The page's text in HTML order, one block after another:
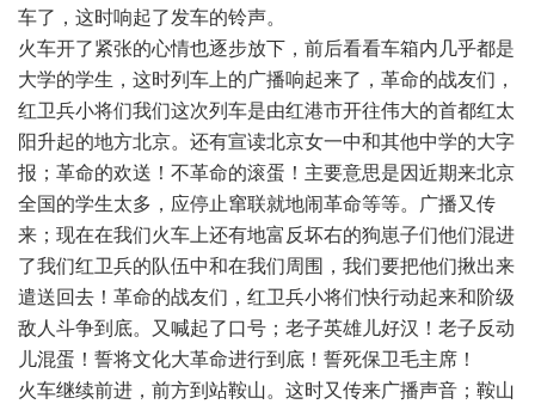
车了，这时响起了发车的铃声。
火车开了紧张的心情也逐步放下，前后看看车箱内几乎都是
大学的学生，这时列车上的广播响起来了，革命的战友们，
红卫兵小将们我们这次列车是由红港市开往伟大的首都红太
阳升起的地方北京。还有宣读北京女一中和其他中学的大字
报；革命的欢送！不革命的滚蛋！主要意思是因近期来北京
全国的学生太多，应停止窜联就地闹革命等等。广播又传
来；现在在我们火车上还有地富反坏右的狗崽子们他们混进
了我们红卫兵的队伍中和在我们周围，我们要把他们揪出来
遣送回去！革命的战友们，红卫兵小将们快行动起来和阶级
敌人斗争到底。又喊起了口号；老子英雄儿好汉！老子反动
儿混蛋！誓将文化大革命进行到底！誓死保卫毛主席！
火车继续前进，前方到站鞍山。这时又传来广播声音；鞍山